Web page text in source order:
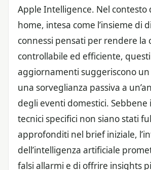
Apple Intelligence. Nel contesto
home, intesa come l’insieme di
connessi pensati per rendere la
controllabile ed efficiente, questi
aggiornamenti suggeriscono un
una sorveglianza passiva a
degli eventi domestici. Sebbene
tecnici specifici non siano stati
approfonditi nel brief iniziale,
dell’intelligenza artificiale
falsi allarmi e di offrire insights